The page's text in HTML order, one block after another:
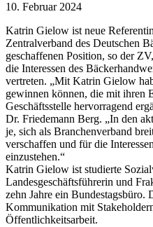
10. Februar 2024
Katrin Gielow ist neue
Zentralverband des Deutschen
geschaffenen Position, so der
die Interessen des
vertreten. „Mit Katrin Gielow
gewinnen können, die mit ihren
Geschäftsstelle hervorragend
Dr. Friedemann Berg. „In den
je, sich als Branchenverband
verschaffen und für die
einzustehen.“
Katrin Gielow ist studierte
Landesgeschäftsführerin und
zehn Jahre ein Bundestagsbüro.
Kommunikation mit
Öffentlichkeitsarbeit.